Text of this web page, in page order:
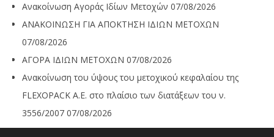
Ανακοίνωση Αγοράς Ιδίων Μετοχών 07/08/2026
ΑΝΑΚΟΙΝΩΣΗ ΓΙΑ ΑΠΟΚΤΗΣΗ ΙΔΙΩΝ ΜΕΤΟΧΩΝ
07/08/2026
ΑΓΟΡΑ ΙΔΙΩΝ ΜΕΤΟΧΩΝ 07/08/2026
Ανακοίνωση του ύψους του μετοχικού κεφαλαίου της
FLEXOPACK A.E. στο πλαίσιο των διατάξεων του ν.
3556/2007 07/08/2026